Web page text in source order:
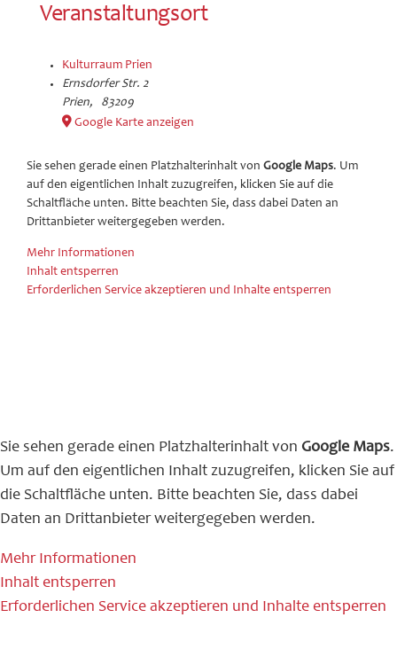
Veranstaltungsort
Kulturraum Prien
Ernsdorfer Str. 2
Prien,
83209
Google Karte anzeigen
Sie sehen gerade einen Platzhalterinhalt von Google Maps. Um
auf den eigentlichen Inhalt zuzugreifen, klicken Sie auf die
Schaltfläche unten. Bitte beachten Sie, dass dabei Daten an
Drittanbieter weitergegeben werden.
Mehr Informationen
Inhalt entsperren
Erforderlichen Service akzeptieren und Inhalte entsperren
Sie sehen gerade einen Platzhalterinhalt von Google Maps.
Um auf den eigentlichen Inhalt zuzugreifen, klicken Sie auf
die Schaltfläche unten. Bitte beachten Sie, dass dabei
Daten an Drittanbieter weitergegeben werden.
Mehr Informationen
Inhalt entsperren
Erforderlichen Service akzeptieren und Inhalte entsperren